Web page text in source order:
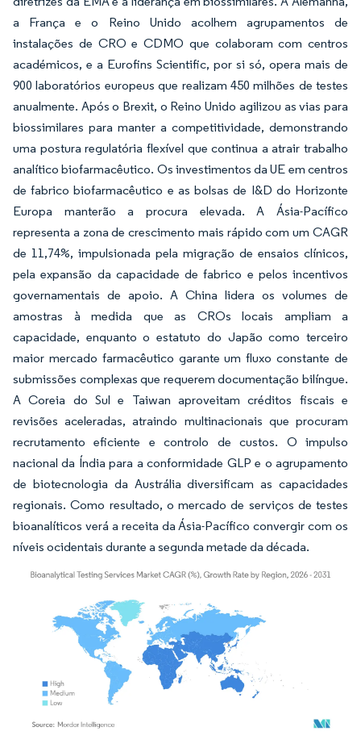
a França e o Reino Unido acolhem agrupamentos de
instalações de CRO e CDMO que colaboram com centros
académicos, e a Eurofins Scientific, por si só, opera mais de
900 laboratórios europeus que realizam 450 milhões de testes
anualmente. Após o Brexit, o Reino Unido agilizou as vias para
biossimilares para manter a competitividade, demonstrando
uma postura regulatória flexível que continua a atrair trabalho
analítico biofarmacêutico. Os investimentos da UE em centros
de fabrico biofarmacêutico e as bolsas de I&D do Horizonte
Europa manterão a procura elevada. A Ásia-Pacífico
representa a zona de crescimento mais rápido com um CAGR
de 11,74%, impulsionada pela migração de ensaios clínicos,
pela expansão da capacidade de fabrico e pelos incentivos
governamentais de apoio. A China lidera os volumes de
amostras à medida que as CROs locais ampliam a
capacidade, enquanto o estatuto do Japão como terceiro
maior mercado farmacêutico garante um fluxo constante de
submissões complexas que requerem documentação bilíngue.
A Coreia do Sul e Taiwan aproveitam créditos fiscais e
revisões aceleradas, atraindo multinacionais que procuram
recrutamento eficiente e controlo de custos. O impulso
nacional da Índia para a conformidade GLP e o agrupamento
de biotecnologia da Austrália diversificam as capacidades
regionais. Como resultado, o mercado de serviços de testes
bioanalíticos verá a receita da Ásia-Pacífico convergir com os
níveis ocidentais durante a segunda metade da década.